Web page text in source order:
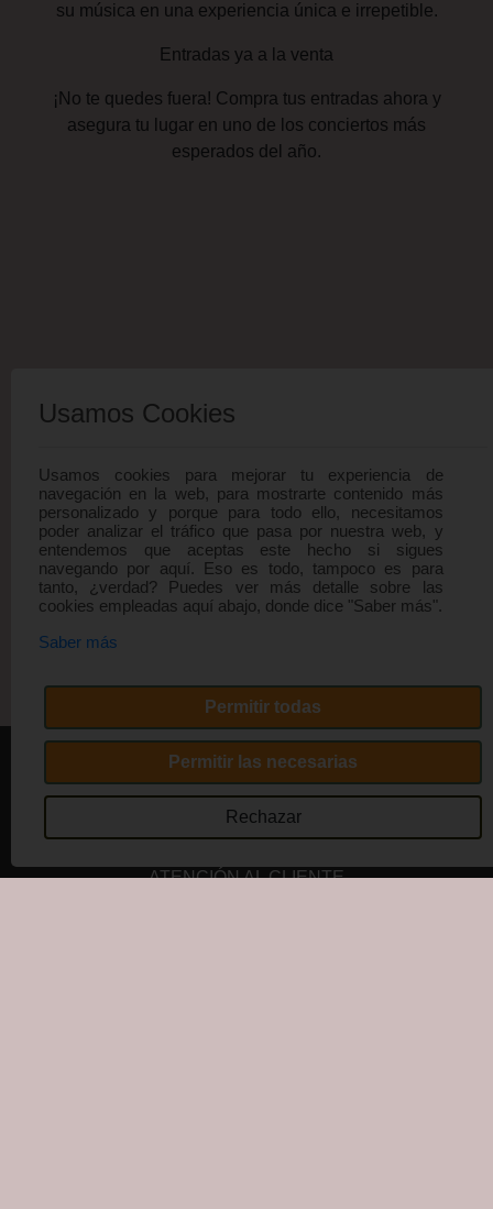
su música en una experiencia única e irrepetible.
Entradas ya a la venta
¡No te quedes fuera! Compra tus entradas ahora y
asegura tu lugar en uno de los conciertos más
esperados del año.
Usamos Cookies
Usamos cookies para mejorar tu experiencia de
navegación en la web, para mostrarte contenido más
personalizado y porque para todo ello, necesitamos
poder analizar el tráfico que pasa por nuestra web, y
entendemos que aceptas este hecho si sigues
navegando por aquí. Eso es todo, tampoco es para
tanto, ¿verdad? Puedes ver más detalle sobre las
cookies empleadas aquí abajo, donde dice "Saber más".
Saber más
Permitir todas
Permitir las necesarias
Rechazar
CÓMO COMPRAR
TÉRMINOS Y CONDICIONES
ATENCIÓN AL CLIENTE